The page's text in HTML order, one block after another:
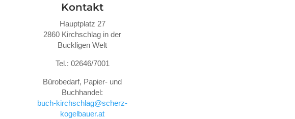
Kontakt
Hauptplatz 27
2860 Kirchschlag in der
Buckligen Welt
Tel.: 02646/7001
Bürobedarf, Papier- und
Buchhandel:
buch-kirchschlag@scherz-
kogelbauer.at